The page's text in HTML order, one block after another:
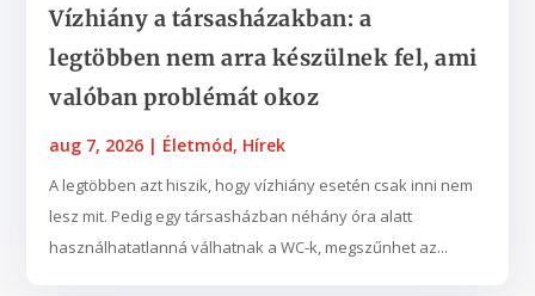
Vízhiány a társasházakban: a
legtöbben nem arra készülnek fel, ami
valóban problémát okoz
aug 7, 2026 | Életmód, Hírek
A legtöbben azt hiszik, hogy vízhiány esetén csak inni nem
lesz mit. Pedig egy társasházban néhány óra alatt
használhatatlanná válhatnak a WC-k, megszűnhet az...